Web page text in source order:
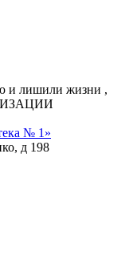
и лишили жизни ,
№ 1 »
д 198